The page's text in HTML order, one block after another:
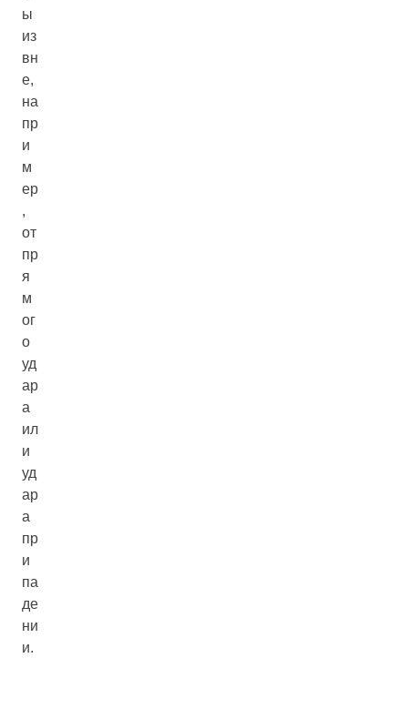
ы
из
вн
е,
на
пр
и
м
ер
,
от
пр
я
м
ог
о
уд
ар
а
ил
и
уд
ар
а
пр
и
па
де
ни
и.